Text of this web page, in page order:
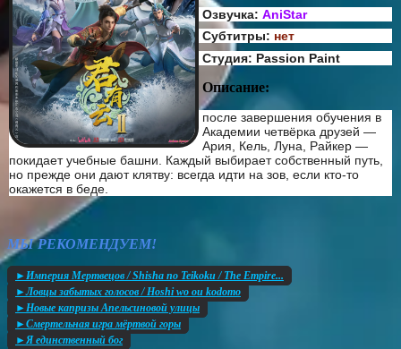
Озвучка: AniStar
Субтитры: нет
Студия: Passion Paint
Описание:
после завершения обучения в
Академии четвёрка друзей —
Ария, Кель, Луна, Райкер —
покидает учебные башни. Каждый выбирает собственный путь,
но прежде они дают клятву: всегда идти на зов, если кто-то
окажется в беде.
МЫ РЕКОМЕНДУЕМ!
►Империя Мертвецов / Shisha no Teikoku / The Empire...
►Ловцы забытых голосов / Hoshi wo ou kodomo
►Новые капризы Апельсиновой улицы
►Смертельная игра мёртвой горы
►Я единственный бог